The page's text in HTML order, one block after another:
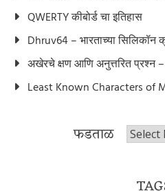
QWERTY कीबोर्ड चा इतिहास
Dhruv64 – भारताच्या सिलिकॉन
अखेरचे क्षण आणि अनुत्तरित प्रश्न –
Least Known Characters of
फडताळ फडताळ